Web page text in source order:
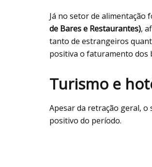
Já no setor de alimentação
de Bares e Restaurantes),
tanto de estrangeiros
positiva o faturamento dos
Turismo e
Apesar da retração geral,
positivo do período.